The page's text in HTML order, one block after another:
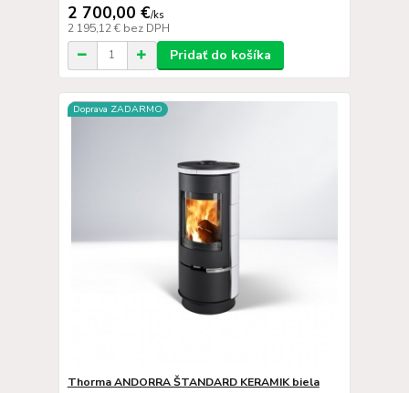
2 700,00 €/ks
2 195,12 € bez DPH
Pridať do košíka
Doprava ZADARMO
Thorma ANDORRA ŠTANDARD KERAMIK biela